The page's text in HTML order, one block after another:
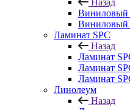
Назад
Виниловый
Виниловый
Ламинат SPC
Назад
Ламинат
Ламинат
Ламинат
Линолеум
Назад